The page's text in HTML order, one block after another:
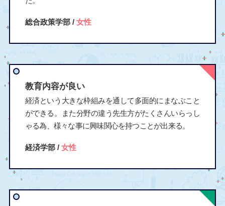
総合政策学部 / 女性
教育内容が良い
経済という大きな枠組みを通して多面的にまなぶこと
ができる。また分野の違う先生方がたくさんいらっし
ゃる為、様々な事に興味関心を持つことが出来る。
経済学部 / 女性